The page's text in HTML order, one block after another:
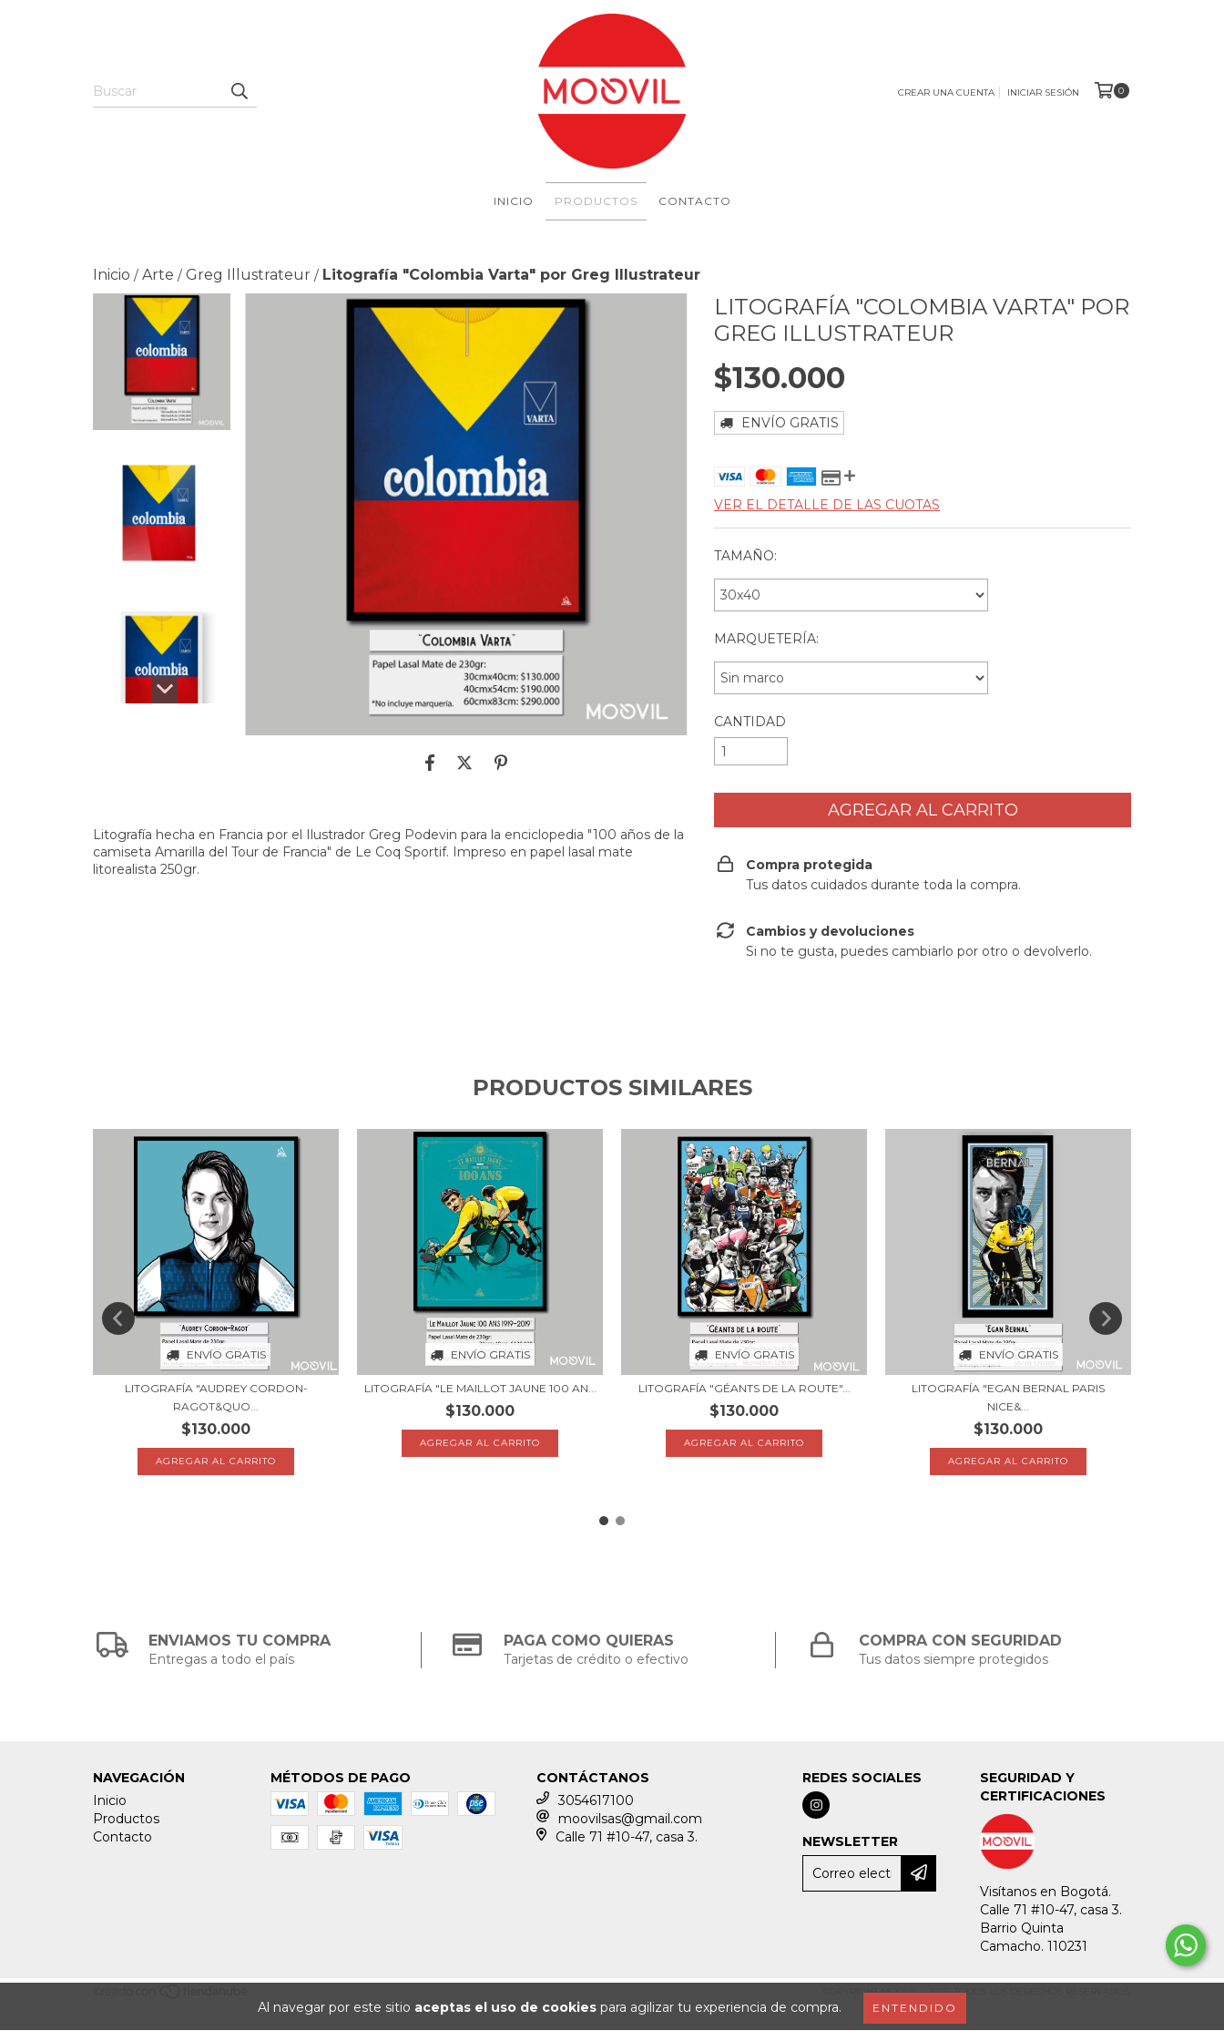
Al navegar por este sitio aceptas el uso de cookies para agilizar tu experiencia de compra. ENTENDIDO
CREAR UNA CUENTA INICIAR SESIÓN 0
INICIO PRODUCTOS CONTACTO
Inicio / Arte / Greg Illustrateur / Litografía "Colombia Varta" por Greg Illustrateur
Litografía hecha en Francia por el Ilustrador Greg Podevin para la enciclopedia "100 años de la
camiseta Amarilla del Tour de Francia" de Le Coq Sportif. Impreso en papel lasal mate
litorealista 250gr.
LITOGRAFÍA "COLOMBIA VARTA" POR
GREG ILLUSTRATEUR
$130.000
ENVÍO GRATIS
VER EL DETALLE DE LAS CUOTAS
TAMAÑO:
MARQUETERÍA:
CANTIDAD
Compra protegida
Tus datos cuidados durante toda la compra.
Cambios y devoluciones
Si no te gusta, puedes cambiarlo por otro o devolverlo.
PRODUCTOS SIMILARES
ENVÍO GRATIS
LITOGRAFÍA "AUDREY CORDON-
RAGOT&QUO...
$130.000
AGREGAR AL CARRITO
ENVÍO GRATIS
LITOGRAFÍA "LE MAILLOT JAUNE 100 AN...
$130.000
AGREGAR AL CARRITO
ENVÍO GRATIS
LITOGRAFÍA "GÉANTS DE LA ROUTE"...
$130.000
AGREGAR AL CARRITO
ENVÍO GRATIS
LITOGRAFÍA "EGAN BERNAL PARIS
NICE&...
$130.000
AGREGAR AL CARRITO
ENVIAMOS TU COMPRA
Entregas a todo el país
PAGA COMO QUIERAS
Tarjetas de crédito o efectivo
COMPRA CON SEGURIDAD
Tus datos siempre protegidos
NAVEGACIÓN
Inicio
Productos
Contacto
MÉTODOS DE PAGO
CONTÁCTANOS
3054617100
moovilsas@gmail.com
Calle 71 #10-47, casa 3.
REDES SOCIALES
NEWSLETTER
SEGURIDAD Y
CERTIFICACIONES
Visítanos en Bogotá.
Calle 71 #10-47, casa 3.
Barrio Quinta
Camacho. 110231
COPYRIGHT MOOVIL - 2026. TODOS LOS DERECHOS RESERVADOS.